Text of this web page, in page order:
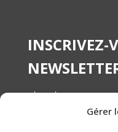
Gérer
INSCRIVEZ-
et restez au